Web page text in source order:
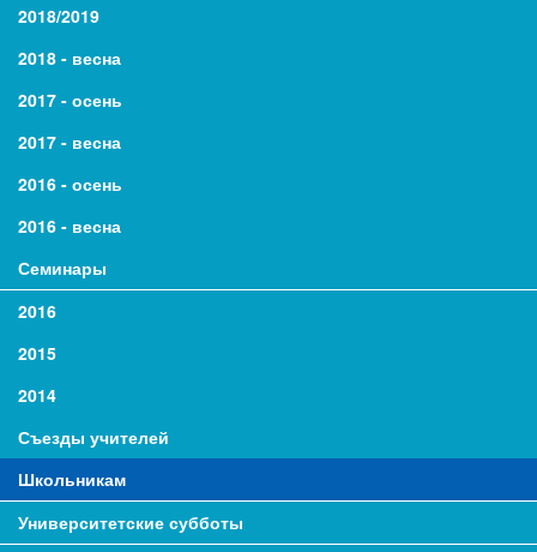
2018/2019
2018 - весна
2017 - осень
2017 - весна
2016 - осень
2016 - весна
Семинары
2016
2015
2014
Съезды учителей
Школьникам
Университетские субботы